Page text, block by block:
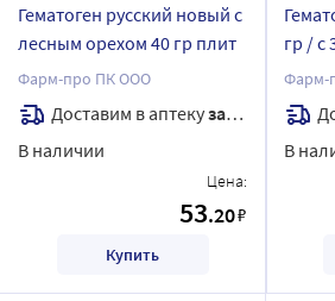
Гематоген русский новый с
лесным орехом 40 гр плит
Фарм-про ПК ООО
Доставим в аптекузавтра
В наличии
Цена:
53.20₽
Купить
гр / с
Фарм-
В